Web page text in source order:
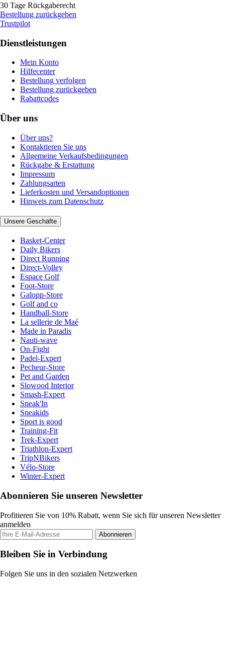
30 Tage Rückgaberecht
Bestellung zurückgeben
Trustpilot
Dienstleistungen
Mein Konto
Hilfecenter
Bestellung verfolgen
Bestellung zurückgeben
Rabattcodes
Über uns
Über uns?
Kontaktieren Sie uns
Allgemeine Verkaufsbedingungen
Rückgabe & Erstattung
Impressum
Zahlungsarten
Lieferkosten und Versandoptionen
Hinweis zum Datenschutz
Unsere Geschäfte
Basket-Center
Daily Bikers
Direct Running
Direct-Volley
Espace Golf
Foot-Store
Galopp-Store
Golf and co
Handball-Store
La sellerie de Maé
Made in Paradis
Nauti-wave
On-Fight
Padel-Expert
Pecheur-Store
Pet and Garden
Slowood Interior
Smash-Expert
Sneak'In
Sneakids
Sport is good
Training-Fit
Trek-Expert
Triathlon-Expert
TripNBikers
Vélo-Store
Winter-Expert
Abonnieren Sie unseren Newsletter
Profitieren Sie von 10% Rabatt, wenn Sie sich für unseren Newsletter
anmelden
Abonnieren
Bleiben Sie in Verbindung
Folgen Sie uns in den sozialen Netzwerken